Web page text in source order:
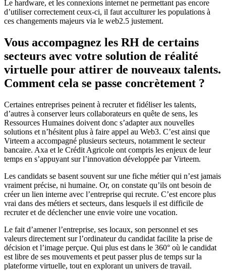
Le hardware, et les connexions internet ne permettant pas encore
d’utiliser correctement ceux-ci, il faut acculturer les populations à
ces changements majeurs via le web2.5 justement.
Vous accompagnez les RH de certains
secteurs avec votre solution de réalité
virtuelle pour attirer de nouveaux talents.
Comment cela se passe concrètement ?
Certaines entreprises peinent à recruter et fidéliser les talents,
d’autres à conserver leurs collaborateurs en quête de sens, les
Ressources Humaines doivent donc s’adapter aux nouvelles
solutions et n’hésitent plus à faire appel au Web3. C’est ainsi que
Virteem a accompagné plusieurs secteurs, notamment le secteur
bancaire. Axa et le Crédit Agricole ont compris les enjeux de leur
temps en s’appuyant sur l’innovation développée par Virteem.
Les candidats se basent souvent sur une fiche métier qui n’est jamais
vraiment précise, ni humaine. Or, on constate qu’ils ont besoin de
créer un lien interne avec l’entreprise qui recrute. C’est encore plus
vrai dans des métiers et secteurs, dans lesquels il est difficile de
recruter et de déclencher une envie voire une vocation.
Le fait d’amener l’entreprise, ses locaux, son personnel et ses
valeurs directement sur l’ordinateur du candidat facilite la prise de
décision et l’image perçue. Qui plus est dans le 360° où le candidat
est libre de ses mouvements et peut passer plus de temps sur la
plateforme virtuelle, tout en explorant un univers de travail.